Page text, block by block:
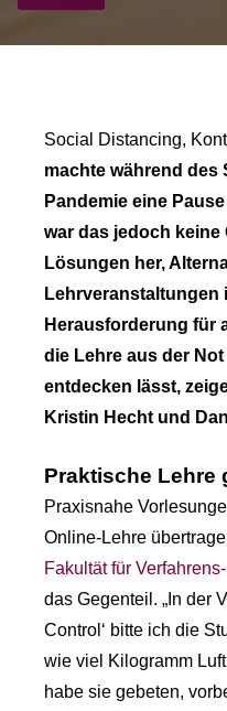
Social Distancing,
machte während des
Pandemie eine
war das jedoch keine
Lösungen her,
Lehrveranstaltungen
Herausforderung für
die Lehre aus der
entdecken lässt,
Kristin Hecht und
Praktische Lehre
Praxisnahe
Online-Lehre
Fakultät für
das Gegenteil. „In der
Control‘ bitte ich die
wie viel Kilogramm
habe sie gebeten,